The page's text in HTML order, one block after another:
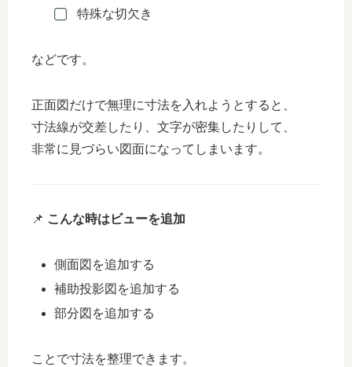
特殊な切欠き
などです。
正面図だけで無理に寸法を入れようとすると、
寸法線が交差したり、文字が密集したりして、
非常に見づらい図面になってしまいます。
📌 こんな時はビューを追加
側面図を追加する
補助投影図を追加する
部分図を追加する
ことで寸法を整理できます。